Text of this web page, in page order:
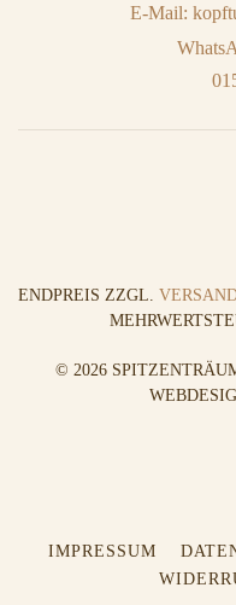
E-Mail:
ENDPREIS ZZGL.
© 2026
IMPRESSUM